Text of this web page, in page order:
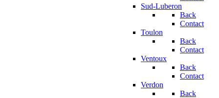
Sud-Luberon
Back
Contact
Toulon
Back
Contact
Ventoux
Back
Contact
Verdon
Back